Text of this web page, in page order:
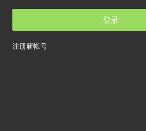
登录
注册新帐号